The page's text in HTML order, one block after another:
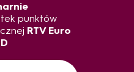
punktów
RTV Euro